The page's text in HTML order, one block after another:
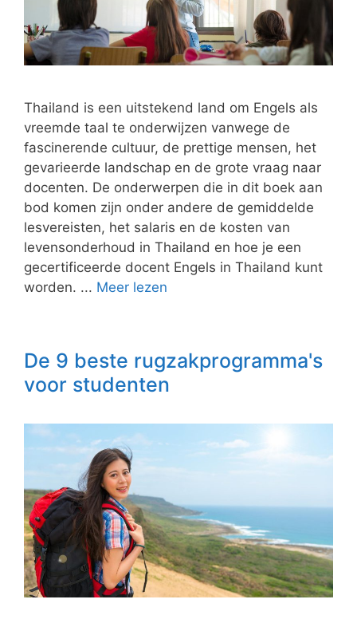
Thailand is een uitstekend land om Engels als
vreemde taal te onderwijzen vanwege de
fascinerende cultuur, de prettige mensen, het
gevarieerde landschap en de grote vraag naar
docenten. De onderwerpen die in dit boek aan
bod komen zijn onder andere de gemiddelde
lesvereisten, het salaris en de kosten van
levensonderhoud in Thailand en hoe je een
gecertificeerde docent Engels in Thailand kunt
worden. ... Meer lezen
De 9 beste rugzakprogramma's
voor studenten